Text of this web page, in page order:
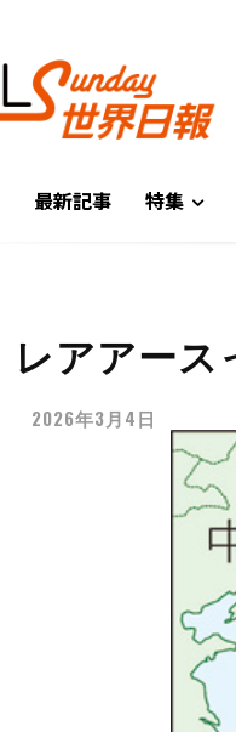
最新記事 特集
レアアース
2026年3月4日